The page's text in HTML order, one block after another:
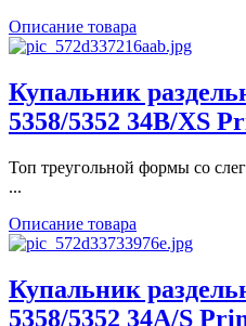
Описание товара
Купальник
5358/5352 34B/XS
Топ треугольной формы со
...
Описание товара
Купальник
5358/5352 34A/S